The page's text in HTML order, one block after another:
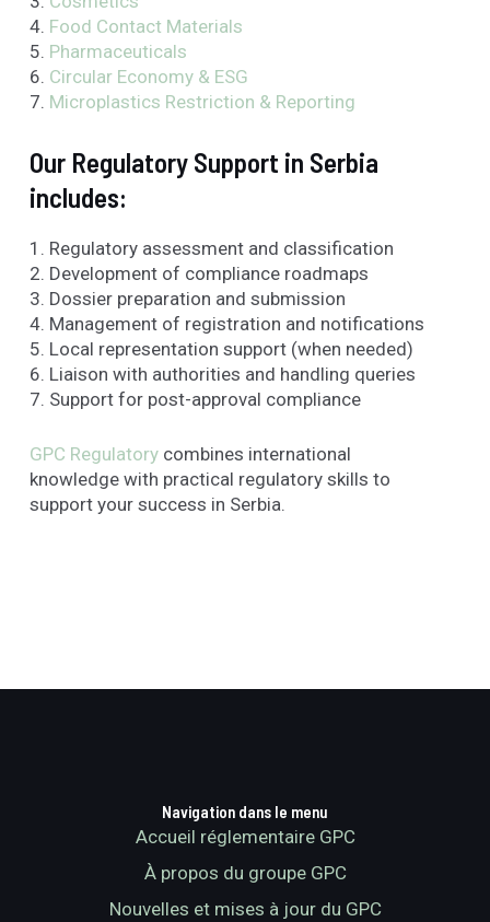
4. Food Contact Materials
5. Pharmaceuticals
6. Circular Economy & ESG
7. Microplastics Restriction & Reporting
Our Regulatory Support in Serbia
includes:
1. Regulatory assessment and classification
2. Development of compliance roadmaps
3. Dossier preparation and submission
4. Management of registration and notifications
5. Local representation support (when needed)
6. Liaison with authorities and handling queries
7. Support for post-approval compliance
GPC Regulatory combines international
knowledge with practical regulatory skills to
support your success in Serbia.
Navigation dans le menu
Accueil réglementaire GPC
À propos du groupe GPC
Nouvelles et mises à jour du GPC